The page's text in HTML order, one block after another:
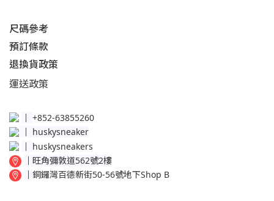
尺碼參考
預訂條款
退換貨政策​
運送政策​
│ +852-63855260
huskysneaker
│ huskysneakers
│ 旺角彌敦道562號2樓
│ 銅鑼灣百德新街50-56號地下Shop B